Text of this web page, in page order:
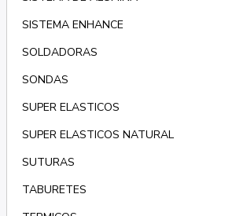
SISTEMA ENHANCE
SOLDADORAS
SONDAS
SUPER ELASTICOS
SUPER ELASTICOS NATURAL
SUTURAS
TABURETES